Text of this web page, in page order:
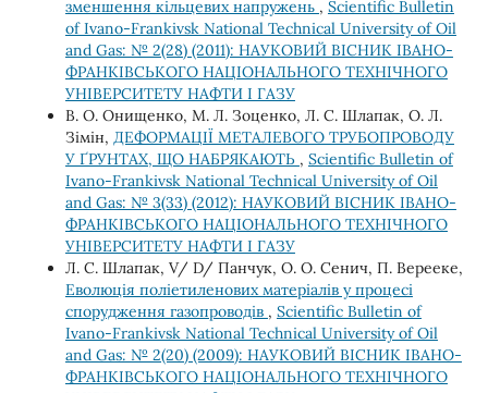
зменшення кільцевих напружень , Scientific Bulletin
of Ivano-Frankivsk National Technical University of Oil
and Gas: № 2(28) (2011): НАУКОВИЙ ВІСНИК ІВАНО-
ФРАНКІВСЬКОГО НАЦІОНАЛЬНОГО ТЕХНІЧНОГО
УНІВЕРСИТЕТУ НАФТИ І ГАЗУ
В. О. Онищенко, М. Л. Зоценко, Л. С. Шлапак, О. Л.
Зімін, ДЕФОРМАЦІЇ МЕТАЛЕВОГО ТРУБОПРОВОДУ
У ҐРУНТАХ, ЩО НАБРЯКАЮТЬ , Scientific Bulletin of
Ivano-Frankivsk National Technical University of Oil
and Gas: № 3(33) (2012): НАУКОВИЙ ВІСНИК ІВАНО-
ФРАНКІВСЬКОГО НАЦІОНАЛЬНОГО ТЕХНІЧНОГО
УНІВЕРСИТЕТУ НАФТИ І ГАЗУ
Л. С. Шлапак, V/ D/ Панчук, О. О. Сенич, П. Верееке,
Еволюція поліетиленових матеріалів у процесі
спорудження газопроводів , Scientific Bulletin of
Ivano-Frankivsk National Technical University of Oil
and Gas: № 2(20) (2009): НАУКОВИЙ ВІСНИК ІВАНО-
ФРАНКІВСЬКОГО НАЦІОНАЛЬНОГО ТЕХНІЧНОГО